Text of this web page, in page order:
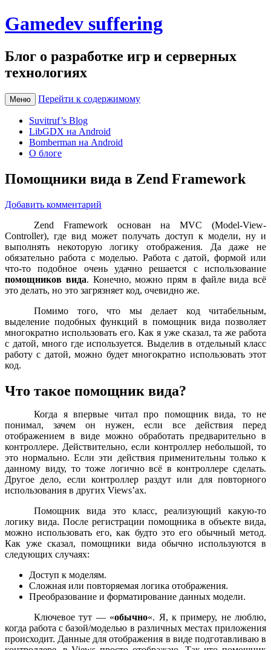
Gamedev suffering
Блог о разработке игр и серверных
технологиях
Меню Перейти к содержимому
Suvitruf’s Blog
LibGDX на Android
Bomberman на Android
О блоге
Помощники вида в Zend Framework
Добавить комментарий
Zend Framework основан на MVC (Model-View-
Controller), где вид может получать доступ к модели, ну и
выполнять некоторую логику отображения. Да даже не
обязательно работа с моделью. Работа с датой, формой или
что-то подобное очень удачно решается с использование
помощников вида. Конечно, можно прям в файле вида всё
это делать, но это загрязняет код, очевидно же.
Помимо того, что мы делает код читабельным,
выделение подобных функций в помощник вида позволяет
многократно использовать его. Как я уже сказал, та же работа
с датой, много где используется. Выделив в отдельный класс
работу с датой, можно будет многократно использовать этот
код.
Что такое помощник вида?
Когда я впервые читал про помощник вида, то не
понимал, зачем он нужен, если все действия перед
отображением в виде можно обработать предварительно в
контроллере. Действительно, если контроллер небольшой, то
это нормально. Если эти действия применительны только к
данному виду, то тоже логично всё в контроллере сделать.
Другое дело, если контроллер раздут или для повторного
использования в других Views’ах.
Помощник вида это класс, реализующий какую-то
логику вида. После регистрации помощника в объекте вида,
можно использовать его, как будто это его обычный метод.
Как уже сказал, помощники вида обычно используются в
следующих случаях:
Доступ к моделям.
Сложная или повторяемая логика отображения.
Преобразование и форматирование данных модели.
Ключевое тут — «обычно«. Я, к примеру, не люблю,
когда работа с базой/моделью в различных местах приложения
происходит. Данные для отображения в виде подготавливаю в